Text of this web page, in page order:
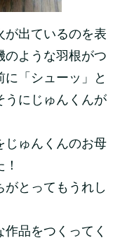
が出ているのを表
ような羽根がつ
「シューッ」と
うにじゅんくんが
じゅんくんのお母
とってもうれし
品をつくってく